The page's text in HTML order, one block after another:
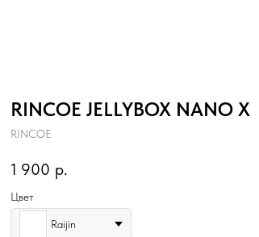
RINCOE JELLYBOX NANO X
RINCOE
1 900 р.
Цвет
Raijin